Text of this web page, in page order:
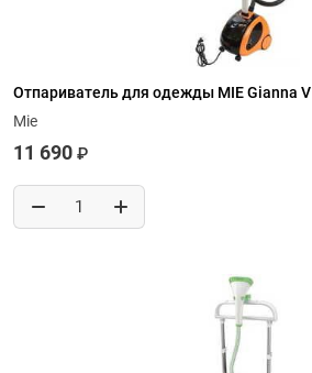
Отпариватель для одежды MIE Gianna V
Mie
11 690 ₽